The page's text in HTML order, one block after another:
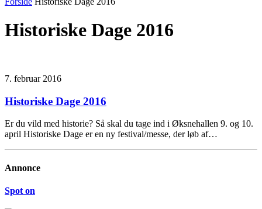
Historiske Dage 2016
7. februar 2016
Historiske Dage 2016
Er du vild med historie? Så skal du tage ind i Øksnehallen 9. og 10.
april Historiske Dage er en ny festival/messe, der løb af…
Annonce
Spot on